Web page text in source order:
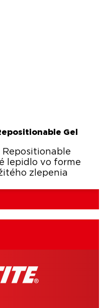
Gel
Repositionable
lepidlo vo forme
zlepenia